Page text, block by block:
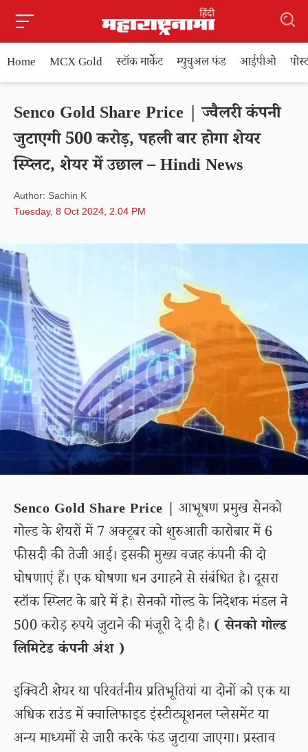
Home MCX Gold स्टॉक मार्केट म्युचुअल फंड आईपीओ
Senco Gold Share Price | ज्वैलरी कंपनी
जुटाएगी 500 करोड़, पहली बार होगा शेयर
स्प्लिट, शेयर में उछाल – Hindi News
Author: Sachin K
Tuesday, 8 Oct 2024, 2.04 PM
Senco Gold Share Price | आभूषण प्रमुख सेनको
गोल्ड के शेयरों में 7 अक्टूबर को शुरुआती कारोबार में 6
फीसदी की तेजी आई। इसकी मुख्य वजह कंपनी की दो
घोषणाएं हैं। एक घोषणा धन उगाहने से संबंधित है। दूसरा
स्टॉक स्प्लिट के बारे में है। सेनको गोल्ड के निदेशक मंडल ने
500 करोड़ रुपये जुटाने की मंजूरी दे दी है। ( सेनको गोल्ड
लिमिटेड कंपनी अंश )
इक्विटी शेयर या परिवर्तनीय प्रतिभूतियां या दोनों को एक या
अधिक राउंड में क्वालिफाइड इंस्टीट्यूशनल प्लेसमेंट या
अन्य माध्यमों से जारी करके फंड जुटाया जाएगा। प्रस्ताव